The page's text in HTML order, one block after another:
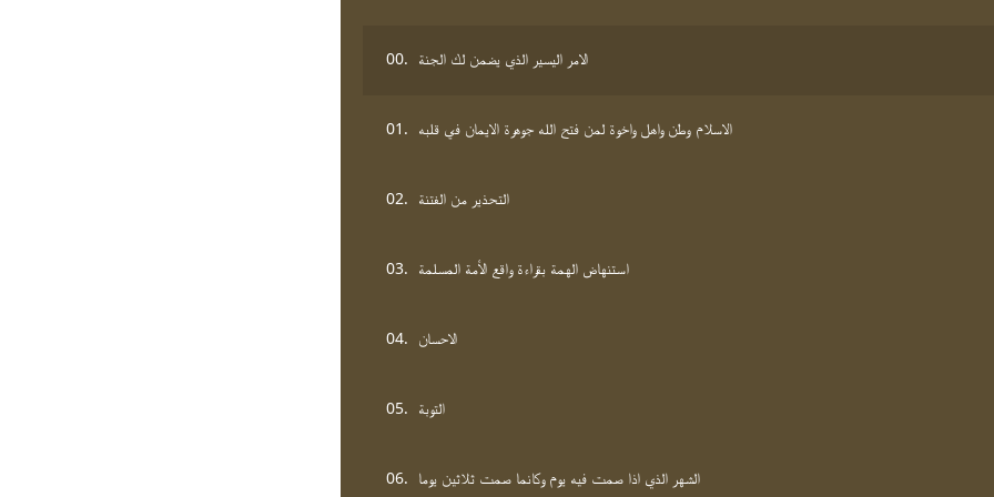
00. الامر اليسير الذي يضمن لك الجنة
01. الاسلام وطن واهل واخوة لمن فتح الله جوهرة الايمان في قلبه
02. التحذير من الفتنة
03. استنهاض الهمة بقراءة واقع الأمة المسلمة
04. الاحسان
05. التوبة
06. الشهر الذي اذا صمت فيه يوم وكانما صمت ثلاثين يوما